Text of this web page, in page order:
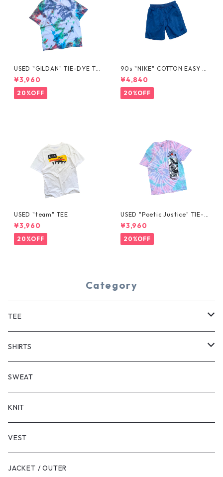
USED "GILDAN" TIE-DYE TE
E
¥3,960
20%OFF
90s "NIKE" COTTON EASY S
HORTS
¥4,840
20%OFF
USED "team" TEE
¥3,960
20%OFF
USED "Poetic Justice" TIE-D
YE TEE
¥3,960
20%OFF
Category
TEE
SHORT SLEEVE
LONG SLEEVE
SHIRTS
SHORT SLEEVE
LONG SLEEVE
SWEAT
KNIT
VEST
JACKET / OUTER